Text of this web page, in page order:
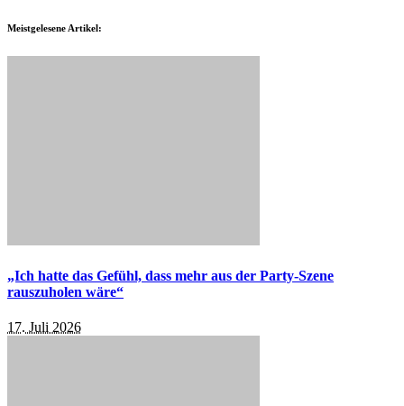
Meistgelesene Artikel:
„Ich hatte das Gefühl, dass mehr aus der Party-Szene
rauszuholen wäre“
17. Juli 2026